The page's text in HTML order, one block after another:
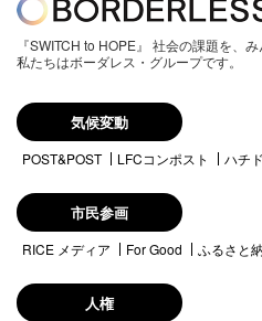
『SWITCH to HOPE』 社会の課題を、
私たちはボーダレス・グループです。
気候変動
POST&POST LFCコンポスト ハチ
市民参画
RICE メディア For Good ふるさと
人権